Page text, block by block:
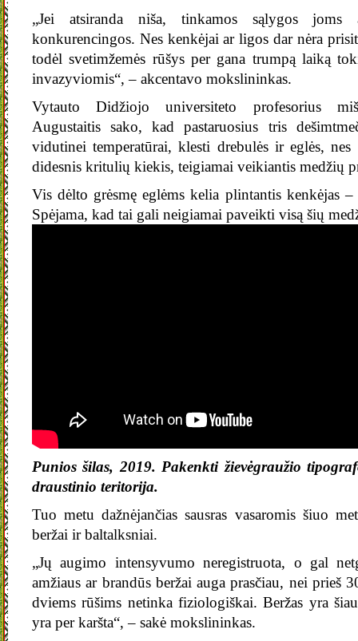
„Jei atsiranda niša, tinkamos sąlygos
konkurencingos. Nes kenkėjai ar ligos dar nėra
todėl svetimžemės rūšys per gana trumpą laiką
invazyviomis“, – akcentavo mokslininkas.
Vytauto Didžiojo universiteto profesorius
Augustaitis sako, kad pastaruosius tris
vidutinei temperatūrai, klesti drebulės ir eglės,
didesnis kritulių kiekis, teigiamai veikiantis medžių
Vis dėlto grėsmę eglėms kelia plintantis kenkėjas –
Spėjama, kad tai gali neigiamai paveikti visą šių
Punios šilas, 2019. Pakenkti žievėgraužio
draustinio teritorija.
Tuo metu dažnėjančias sausras vasaromis šiuo
beržai ir baltalksniai.
„Jų augimo intensyvumo neregistruota, o gal
amžiaus ar brandūs beržai auga prasčiau, nei prieš
dviems rūšims netinka fiziologiškai. Beržas yra
yra per karšta“, – sakė mokslininkas.